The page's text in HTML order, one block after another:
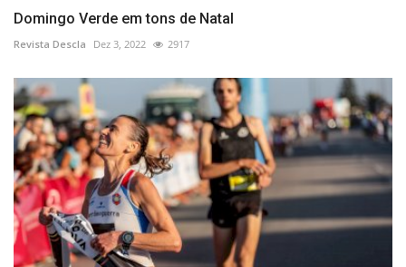
Domingo Verde em tons de Natal
Revista Descla Dez 3, 2022 2917